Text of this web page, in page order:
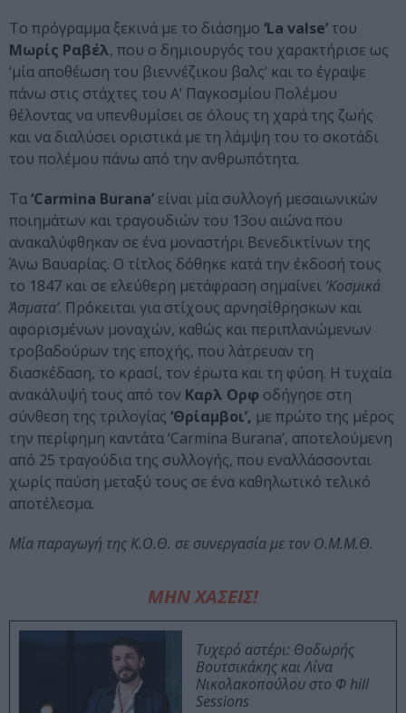
Το πρόγραμμα ξεκινά με το διάσημο ‘La valse’ του
Μωρίς Ραβέλ, που ο δημιουργός του χαρακτήρισε ως
‘μία αποθέωση του βιεννέζικου βαλς’ και το έγραψε
πάνω στις στάχτες του Α’ Παγκοσμίου Πολέμου
θέλοντας να υπενθυμίσει σε όλους τη χαρά της ζωής
και να διαλύσει οριστικά με τη λάμψη του το σκοτάδι
του πολέμου πάνω από την ανθρωπότητα.
Τα‘Carmina Burana’ είναι μία συλλογή μεσαιωνικών
ποιημάτων και τραγουδιών του 13ου αιώνα που
ανακαλύφθηκαν σε ένα μοναστήρι Βενεδικτίνων της
Άνω Βαυαρίας. Ο τίτλος δόθηκε κατά την έκδοσή τους
το 1847 και σε ελεύθερη μετάφραση σημαίνει ‘Κοσμικά
Άσματα’. Πρόκειται για στίχους αρνησίθρησκων και
αφορισμένων μοναχών, καθώς και περιπλανώμενων
τροβαδούρων της εποχής, που λάτρευαν τη
διασκέδαση, το κρασί, τον έρωτα και τη φύση. Η τυχαία
ανακάλυψή τους από τον Καρλ Ορφ οδήγησε στη
σύνθεση της τριλογίας ‘Θρίαμβοι’, με πρώτο της μέρος
την περίφημη καντάτα ‘Carmina Burana’, αποτελούμενη
από 25 τραγούδια της συλλογής, που εναλλάσσονται
χωρίς παύση μεταξύ τους σε ένα καθηλωτικό τελικό
αποτέλεσμα.
Μία παραγωγή της Κ.Ο.Θ. σε συνεργασία με τον Ο.Μ.Μ.Θ.
ΜΗΝ ΧΑΣΕΙΣ!
Τυχερό αστέρι: Θοδωρής
Βουτσικάκης και Λίνα
Νικολακοπούλου στο Φ hill
Sessions